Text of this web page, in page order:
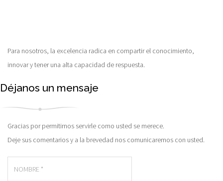
Para nosotros, la excelencia radica en compartir el conocimiento,
innovar y tener una alta capacidad de respuesta.
Déjanos un mensaje
Gracias por permitirnos servirle como usted se merece.
Deje sus comentarios y a la brevedad nos comunicaremos con usted.